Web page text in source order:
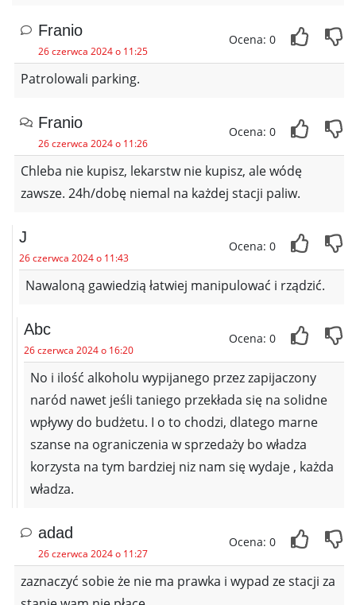
Franio
26 czerwca 2024 o 11:25
Ocena: 0
Patrolowali parking.
Franio
26 czerwca 2024 o 11:26
Ocena: 0
Chleba nie kupisz, lekarstw nie kupisz, ale wódę
zawsze. 24h/dobę niemal na każdej stacji paliw.
J
26 czerwca 2024 o 11:43
Ocena: 0
Nawaloną gawiedzią łatwiej manipulować i rządzić.
Abc
26 czerwca 2024 o 16:20
Ocena: 0
No i ilość alkoholu wypijanego przez zapijaczony
naród nawet jeśli taniego przekłada się na solidne
wpływy do budżetu. I o to chodzi, dlatego marne
szanse na ograniczenia w sprzedaży bo władza
korzysta na tym bardziej niz nam się wydaje , każda
władza.
adad
26 czerwca 2024 o 11:27
Ocena: 0
zaznaczyć sobie że nie ma prawka i wypad ze stacji za